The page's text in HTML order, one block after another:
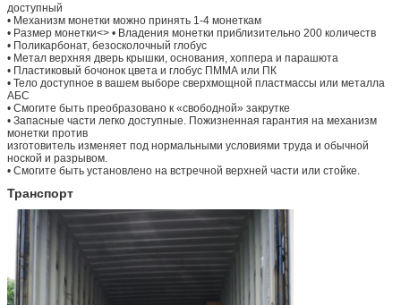
доступный
• Механизм монетки можно принять 1-4 монеткам
• Размер монетки<> • Владения монетки приблизительно 200 количеств
• Поликарбонат, безосколочный глобус
• Метал верхняя дверь крышки, основания, хоппера и парашюта
• Пластиковый бочонок цвета и глобус ПММА или ПК
• Тело доступное в вашем выборе сверхмощной пластмассы или металла
АБС
• Смогите быть преобразовано к «свободной» закрутке
• Запасные части легко доступные. Пожизненная гарантия на механизм
монетки против
изготовитель изменяет под нормальными условиями труда и обычной
ноской и разрывом.
• Смогите быть установлено на встречной верхней части или стойке.
Транспорт